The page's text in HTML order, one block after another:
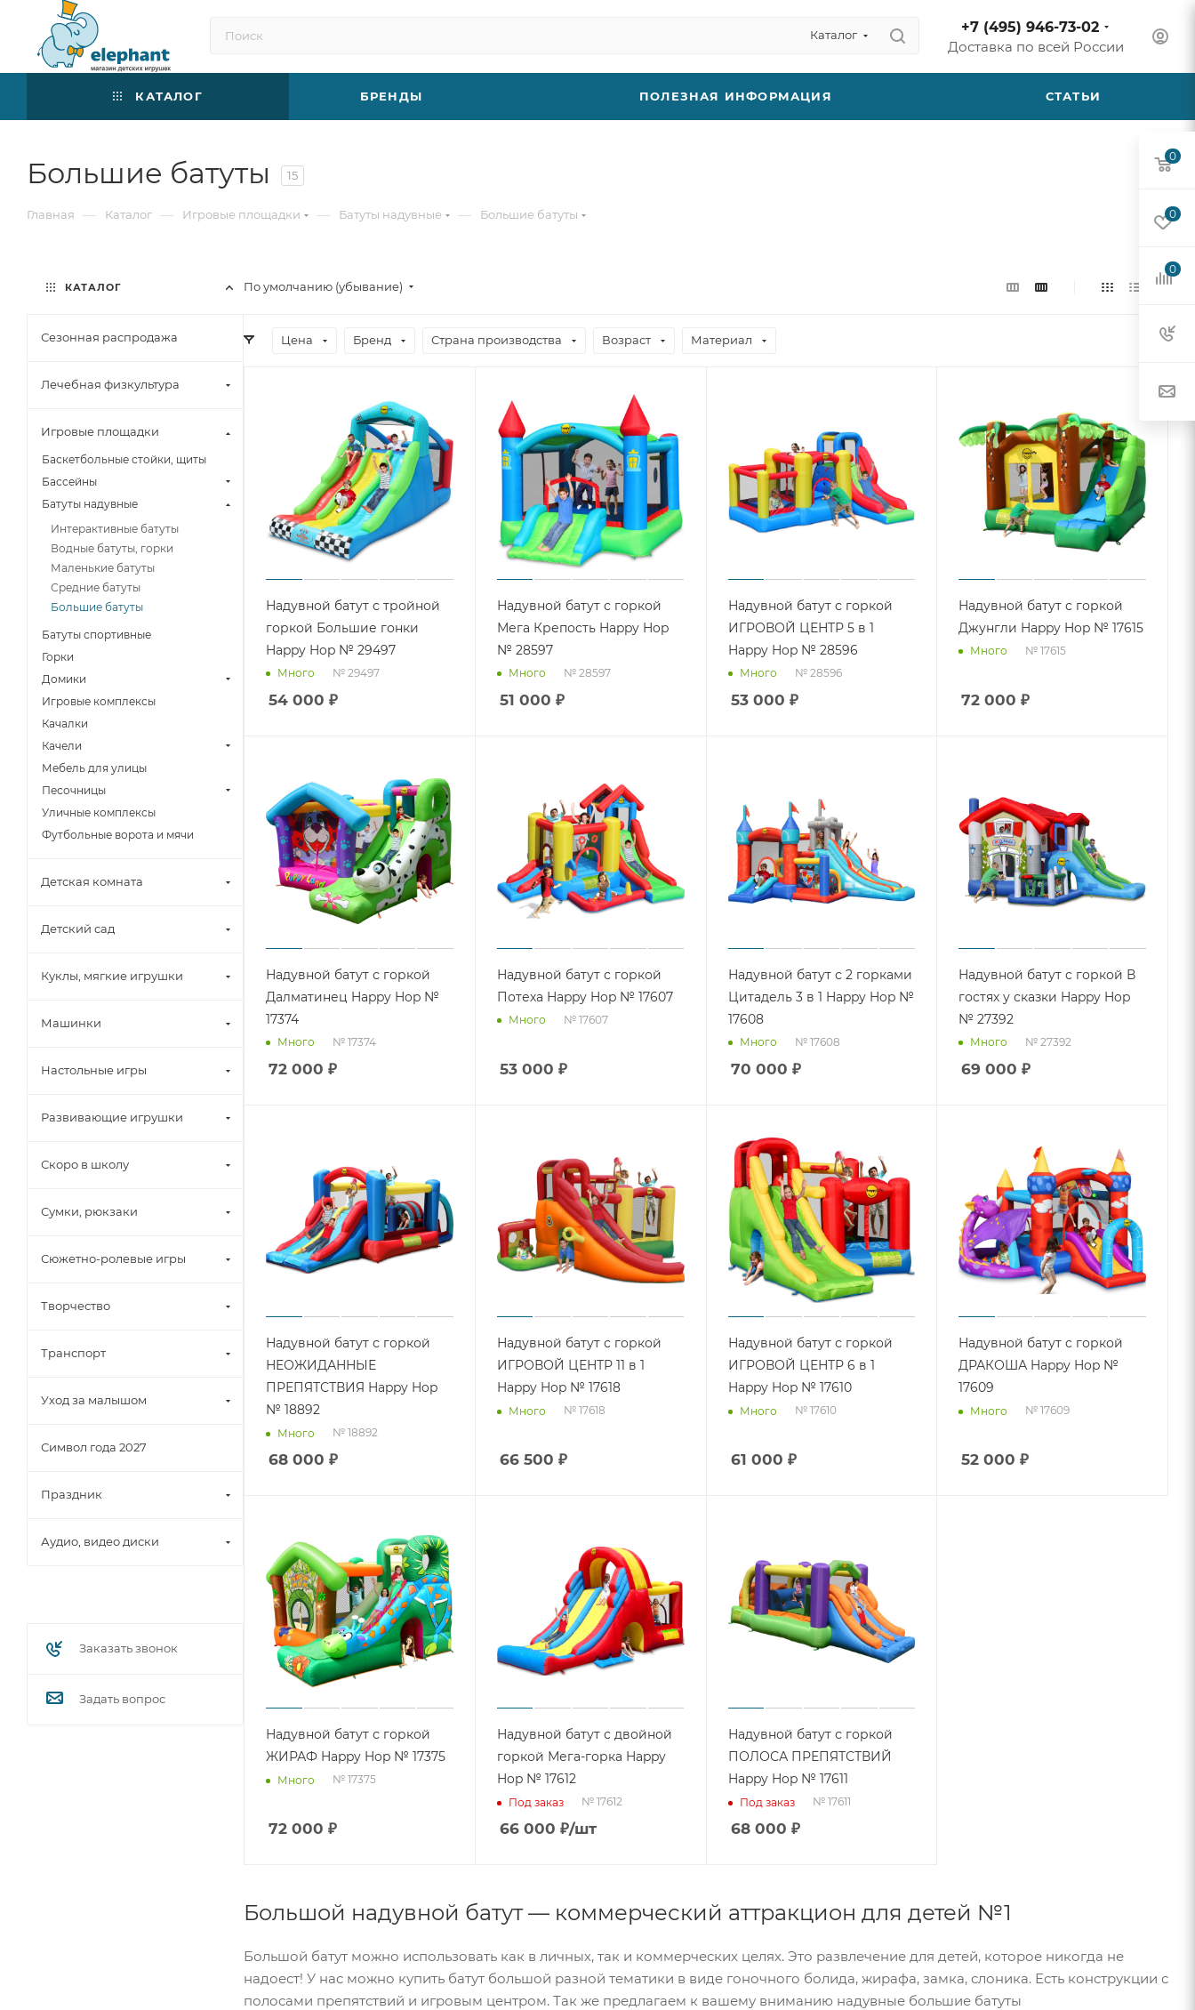
Каталог
+7 (495) 946-73-02
Доставка по всей России
КАТАЛОГ БРЕНДЫ ПОЛЕЗНАЯ ИНФОРМАЦИЯ СТАТЬИ
Большие батуты 15
Главная — Каталог — Игровые площадки — Батуты надувные — Большие батуты
По умолчанию (убывание)
Цена Бренд Страна производства Возраст Материал
Надувной батут с тройной
горкой Большие гонки
Happy Hop № 29497
Много № 29497
54 000 ₽
Надувной батут с горкой
Мега Крепость Happy Hop
№ 28597
Много № 28597
51 000 ₽
Надувной батут с горкой
ИГРОВОЙ ЦЕНТР 5 в 1
Happy Hop № 28596
Много № 28596
53 000 ₽
Надувной батут с горкой
Джунгли Happy Hop № 17615
Много № 17615
72 000 ₽
Надувной батут с горкой
Далматинец Happy Hop №
17374
Много № 17374
72 000 ₽
Надувной батут с горкой
Потеха Happy Hop № 17607
Много № 17607
53 000 ₽
Надувной батут с 2 горками
Цитадель 3 в 1 Happy Hop №
17608
Много № 17608
70 000 ₽
Надувной батут с горкой В
гостях у сказки Happy Hop
№ 27392
Много № 27392
69 000 ₽
Надувной батут с горкой
НЕОЖИДАННЫЕ
ПРЕПЯТСТВИЯ Happy Hop
№ 18892
Много № 18892
68 000 ₽
Надувной батут с горкой
ИГРОВОЙ ЦЕНТР 11 в 1
Happy Hop № 17618
Много № 17618
66 500 ₽
Надувной батут с горкой
ИГРОВОЙ ЦЕНТР 6 в 1
Happy Hop № 17610
Много № 17610
61 000 ₽
Надувной батут с горкой
ДРАКОША Happy Hop №
17609
Много № 17609
52 000 ₽
Надувной батут с горкой
ЖИРАФ Happy Hop № 17375
Много № 17375
72 000 ₽
Надувной батут с двойной
горкой Мега-горка Happy
Hop № 17612
Под заказ № 17612
66 000 ₽/шт
Надувной батут с горкой
ПОЛОСА ПРЕПЯТСТВИЙ
Happy Hop № 17611
Под заказ № 17611
68 000 ₽
Большой надувной батут — коммерческий аттракцион для детей №1
Большой батут можно использовать как в личных, так и коммерческих целях. Это развлечение для детей, которое никогда не
надоест! У нас можно купить батут большой разной тематики в виде гоночного болида, жирафа, замка, слоника. Есть конструкции с
полосами препятствий и игровым центром. Так же предлагаем к вашему вниманию надувные большие батуты
КАТАЛОГ
Сезонная распродажа
Лечебная физкультура
Игровые площадки
Баскетбольные стойки, щиты
Бассейны
Батуты надувные
Интерактивные батуты
Водные батуты, горки
Маленькие батуты
Средние батуты
Большие батуты
Батуты спортивные
Горки
Домики
Игровые комплексы
Качалки
Качели
Мебель для улицы
Песочницы
Уличные комплексы
Футбольные ворота и мячи
Детская комната
Детский сад
Куклы, мягкие игрушки
Машинки
Настольные игры
Развивающие игрушки
Скоро в школу
Сумки, рюкзаки
Сюжетно-ролевые игры
Творчество
Транспорт
Уход за малышом
Символ года 2027
Праздник
Аудио, видео диски
Заказать звонок
Задать вопрос
0
0
0